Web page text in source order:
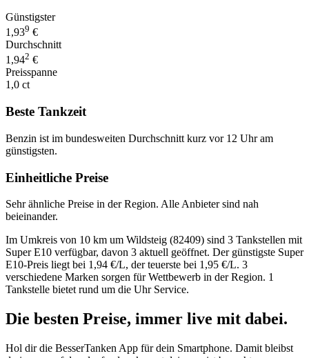
Günstigster
1,939 €
Durchschnitt
1,942 €
Preisspanne
1,0 ct
Beste Tankzeit
Benzin ist im bundesweiten Durchschnitt kurz vor 12 Uhr am
günstigsten.
Einheitliche Preise
Sehr ähnliche Preise in der Region. Alle Anbieter sind nah
beieinander.
Im Umkreis von 10 km um Wildsteig (82409) sind 3 Tankstellen mit
Super E10 verfügbar, davon 3 aktuell geöffnet. Der günstigste Super
E10-Preis liegt bei 1,94 €/L, der teuerste bei 1,95 €/L. 3
verschiedene Marken sorgen für Wettbewerb in der Region. 1
Tankstelle bietet rund um die Uhr Service.
Die besten Preise, immer live mit dabei.
Hol dir die BesserTanken App für dein Smartphone. Damit bleibst